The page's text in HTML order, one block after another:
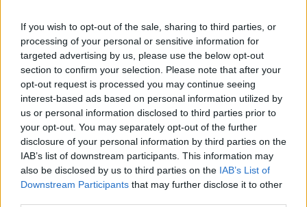
If you wish to opt-out of the sale, sharing to third parties, or
processing of your personal or sensitive information for
targeted advertising by us, please use the below opt-out
section to confirm your selection. Please note that after your
opt-out request is processed you may continue seeing
interest-based ads based on personal information utilized by
us or personal information disclosed to third parties prior to
your opt-out. You may separately opt-out of the further
disclosure of your personal information by third parties on the
IAB’s list of downstream participants. This information may
also be disclosed by us to third parties on the IAB’s List of
Downstream Participants that may further disclose it to other
Θέσεις εργασίας
Όλες οι Θέσεις Εργασίας